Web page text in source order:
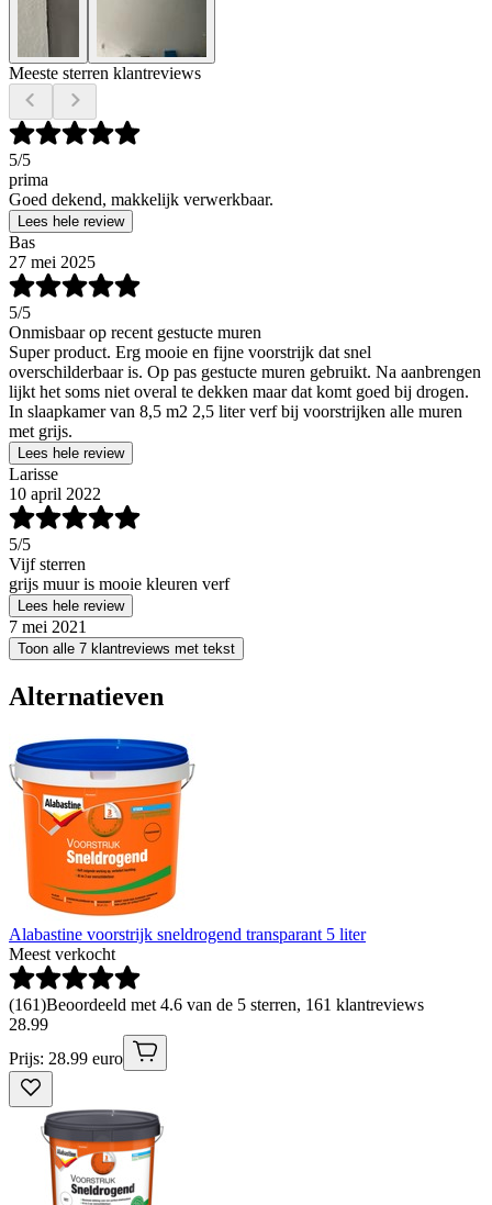
Meeste sterren klantreviews
5/5
prima
Goed dekend, makkelijk verwerkbaar.
Lees hele review
Bas
27 mei 2025
5/5
Onmisbaar op recent gestucte muren
Super product. Erg mooie en fijne voorstrijk dat snel
overschilderbaar is. Op pas gestucte muren gebruikt. Na aanbrengen
lijkt het soms niet overal te dekken maar dat komt goed bij drogen.
In slaapkamer van 8,5 m2 2,5 liter verf bij voorstrijken alle muren
met grijs.
Lees hele review
Larisse
10 april 2022
5/5
Vijf sterren
grijs muur is mooie kleuren verf
Lees hele review
7 mei 2021
Toon alle 7 klantreviews met tekst
Alternatieven
Alabastine voorstrijk sneldrogend transparant 5 liter
Meest verkocht
(161)Beoordeeld met 4.6 van de 5 sterren, 161 klantreviews
28.99
Prijs: 28.99 euro